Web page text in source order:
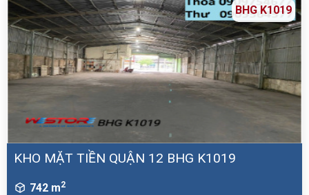
BHG K1019
KHO MẶT TIỀN QUẬN 12 BHG K1019
742 m2